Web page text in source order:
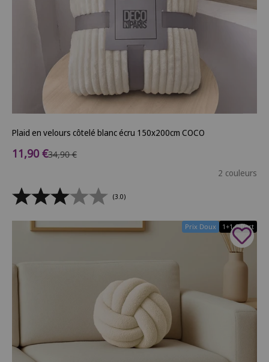
Plaid en velours côtelé blanc écru 150x200cm COCO
Prix de vente
11,90 €Prix normal
34,90 €
2 couleurs
(3.0)
1+1 Offert
Prix Doux